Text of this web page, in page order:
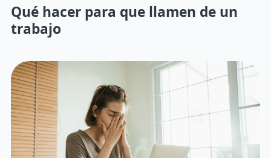
Qué hacer para que llamen de un
trabajo